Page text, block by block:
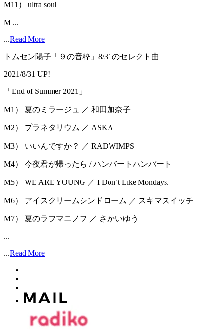
M11） ultra soul
M ...
...Read More
トムセン陽子「９の音粋」8/31のセレクト曲
2021/8/31 UP!
「End of Summer 2021」
M1） 夏のミラージュ ／ 和田加奈子
M2） プラネタリウム ／ ASKA
M3） いいんですか？ ／ RADWIMPS
M4） 今夜君が帰ったら / ハンバートハンバート
M5） WE ARE YOUNG ／ I Donʼt Like Mondays.
M6） アイスクリームシンドローム ／ スキマスイッチ
M7） 夏のラフマニノフ ／ さかいゆう
...
...Read More